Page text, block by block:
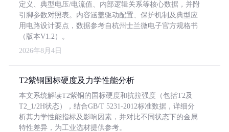
定义、典型电压/电流值、内部逻辑关系等核心数据，并附
引脚参数对照表。内容涵盖驱动配置、保护机制及典型应
用电路设计要点，数据参考自杭州士兰微电子官方规格书
（版本V1.2）。
2026年8月4日
T2紫铜国标硬度及力学性能分析
本文系统解读T2紫铜的国标硬度和抗拉强度（包括T2及
T2_1/2H状态），结合GB/T 5231-2012标准数据，详细分
析其力学性能指标及影响因素，并对比不同状态下的金属
特性差异，为工业选材提供参考。